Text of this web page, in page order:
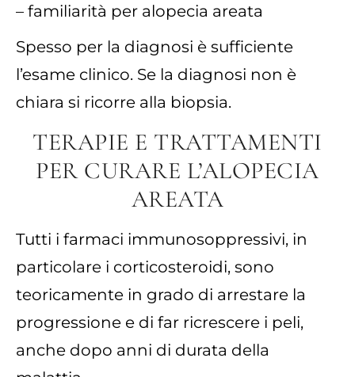
– familiarità per alopecia areata
Spesso per la diagnosi è sufficiente
l’esame clinico. Se la diagnosi non è
chiara si ricorre alla biopsia.
TERAPIE E TRATTAMENTI
PER CURARE L’ALOPECIA
AREATA
Tutti i farmaci immunosoppressivi, in
particolare i corticosteroidi, sono
teoricamente in grado di arrestare la
progressione e di far ricrescere i peli,
anche dopo anni di durata della